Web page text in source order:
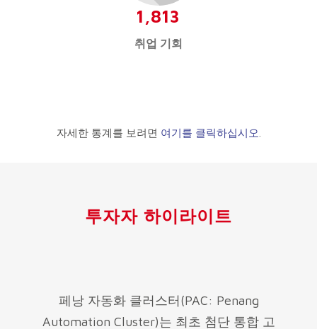
1,813
취업 기회
자세한 통계를 보려면 여기를 클릭하십시오
투자자 하이라이트
페낭 자동화 클러스터(PAC: Penang
Automation Cluster)는 최초 첨단 통합 고